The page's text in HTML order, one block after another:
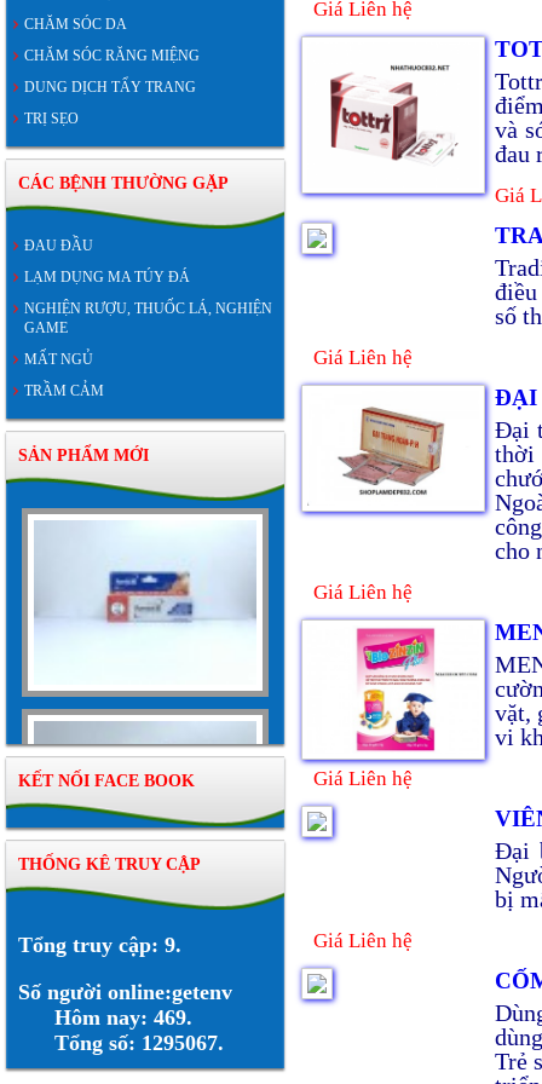
CHĂM SÓC DA
CHĂM SÓC RĂNG MIỆNG
DUNG DỊCH TẨY TRANG
TRỊ SẸO
CÁC BỆNH THƯỜNG GẶP
ĐAU ĐẦU
LẠM DỤNG MA TÚY ĐÁ
NGHIỆN RƯỢU, THUỐC LÁ, NGHIỆN
GAME
MẤT NGỦ
TRẦM CẢM
SẢN PHẨM MỚI
KẾT NỐI FACE BOOK
THỐNG KÊ TRUY CẬP
Tổng truy cập: 9.
Số người online:getenv
Hôm nay: 469.
Tổng số: 1295067.
Giá Liên hệ
và
đau
Giá
số
Giá Liên hệ
ĐẠI
Đại
thời
cho
Giá Liên hệ
vặt,
vi
Giá Liên hệ
Đại
bị
Giá Liên hệ
D
Trẻ